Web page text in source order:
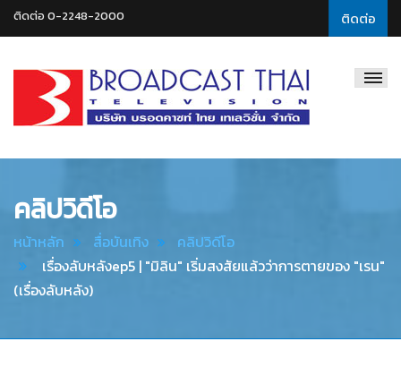
ติดต่อ
ติดต่อ 0-2248-2000
Thai
คลิปวิดีโอ
หน้าหลัก สื่อบันเทิง
คลิปวิดีโอ
เรื่องลับหลังep5 | "มิลิน" เริ่มสงสัยแล้วว่าการตายของ "เรน"
(เรื่องลับหลัง)